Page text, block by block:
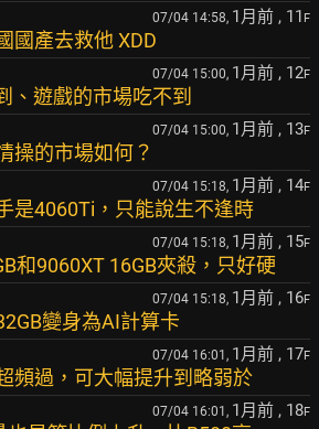
07/04 14:58, 1月前 , 11 F
國產去救他 XDD
07/04 15:00, 1月前 , 12F
、遊戲的市場吃不到
07/04 15:00, 1月前 , 13F
操的市場如何？
07/04 15:18, 1月前 , 14F
是4060Ti，只能說生不逢時
07/04 15:18, 1月前 , 15F
和9060XT 16GB夾殺，只好硬
07/04 15:18, 1月前 , 16F
變身為AI計算卡
07/04 16:01, 1月前 , 17F
頻過，可大幅提升到略弱於
07/04 16:01, 1月前 , 18F